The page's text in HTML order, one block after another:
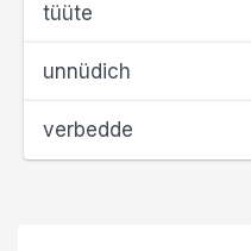
tüüte
unnüdich
verbedde